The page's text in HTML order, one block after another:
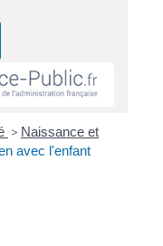
> Naissance et
avec l'enfant